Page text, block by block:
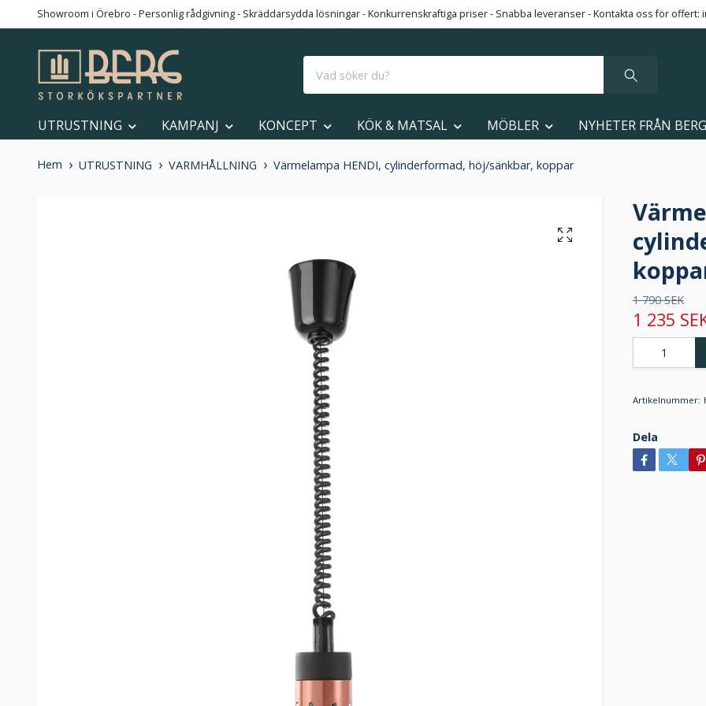
Showroom i Örebro - Personlig rådgivning - Skräddarsydda lösningar - Konkurrenskraftiga priser - Snabba leveranser - Kontakta oss för offert:
UTRUSTNING KAMPANJ KONCEPT KÖK & MATSAL MÖBLER NYHETER FRÅN BERG
Hem UTRUSTNING VARMHÅLLNING Värmelampa HENDI, cylinderformad, höj/sänkbar, koppar
1 790 SEK
1 235
Artikelnummer:
Dela